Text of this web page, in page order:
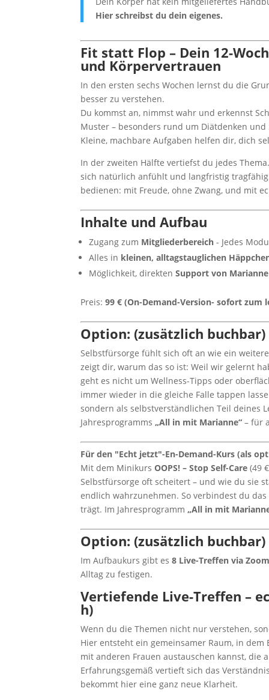
Hier schreibst du dein eigenes.
Fit statt Flop – Dein 12-
und Körpervertrauen
In den ersten sechs Wochen lernst du die
besser zu verstehen.
Du kommst an, nimmst wahr und erkennst
Muster – besonders rund um Diätdenken
Kleine, machbare Aufgaben helfen dir, dich
In der zweiten Hälfte vertiefst du jedes
sich natürlich anfühlt und langfristig
bedienen: mit Freude, ohne Zwang, und mit
Inhalte und Aufbau
Zugang zum Mitgliederbereich - Jedes
Alles in kleinen, alltagstauglichen
Möglichkeit, direktenSupport von
Preis:99 € (On-Demand-Version- sofort zum
Option: (zusätzlich buchbar)
Selbstfürsorge fühlt sich oft an wie ein
zeigt dir, warum das so ist: Weil wir gelernt
geht es nicht um Wellness-Tipps oder
immer wieder in die gleiche Falle tappen
sondern als selbstverständlichen Teil deines
Jahresprogramms„All in mit Marianne“ – für
Für den "Echt jetzt"-En-Demand-Kurs (als
Mit dem MinikursOOPS! – Stop Self-Care (49
Selbstfürsorge oft scheitert – und wie du sie
endlich wahrzunehmen. So verbindest du
trägt. Im Jahresprogramm„All in mit
Option: (zusätzlich buchbar)
Im Aufbaukurs gibt es8 Live-Treffen via
Alltag zu festigen.
Vertiefende Live-Treffen –
h)
Wenn du die Themen nicht nur verstehen,
Hier entsteht ein gemeinsamer Raum, in
mit anderen Frauen austauschen kannst, die
Erfahrungsgemäß vertieft sich das
bekommt hier eine ganz neue Klarheit.